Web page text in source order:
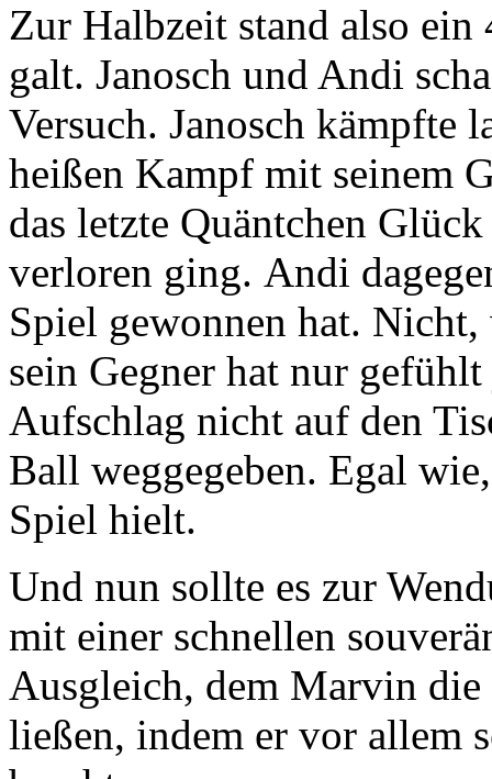
Zur Halbzeit stand also ein
galt. Janosch und Andi
Versuch. Janosch kämpfte
heißen Kampf mit seinem
das letzte Quäntchen
verloren ging. Andi
Spiel gewonnen hat.
sein Gegner hat nur
Aufschlag nicht auf den
Ball weggegeben. Egal
Spiel hielt.
Und nun sollte es zur
mit einer schnellen
Ausgleich, dem Marvin
ließen, indem er vor allem